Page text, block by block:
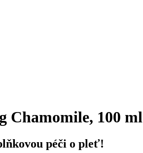
Chamomile, 100 ml
péči o pleť!